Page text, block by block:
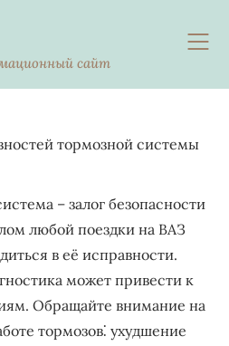
сайт
тормозной системы
– залог безопасности
любой поездки на ВАЗ
в её исправности.
может привести к
Обращайте внимание на
тормозов⁚ ухудшение